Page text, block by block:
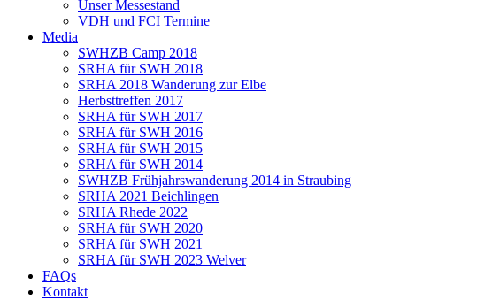
Unser Messestand
VDH und FCI Termine
Media
SWHZB Camp 2018
SRHA für SWH 2018
SRHA 2018 Wanderung zur Elbe
Herbsttreffen 2017
SRHA für SWH 2017
SRHA für SWH 2016
SRHA für SWH 2015
SRHA für SWH 2014
SWHZB Frühjahrswanderung 2014 in Straubing
SRHA 2021 Beichlingen
SRHA Rhede 2022
SRHA für SWH 2020
SRHA für SWH 2021
SRHA für SWH 2023 Welver
FAQs
Kontakt